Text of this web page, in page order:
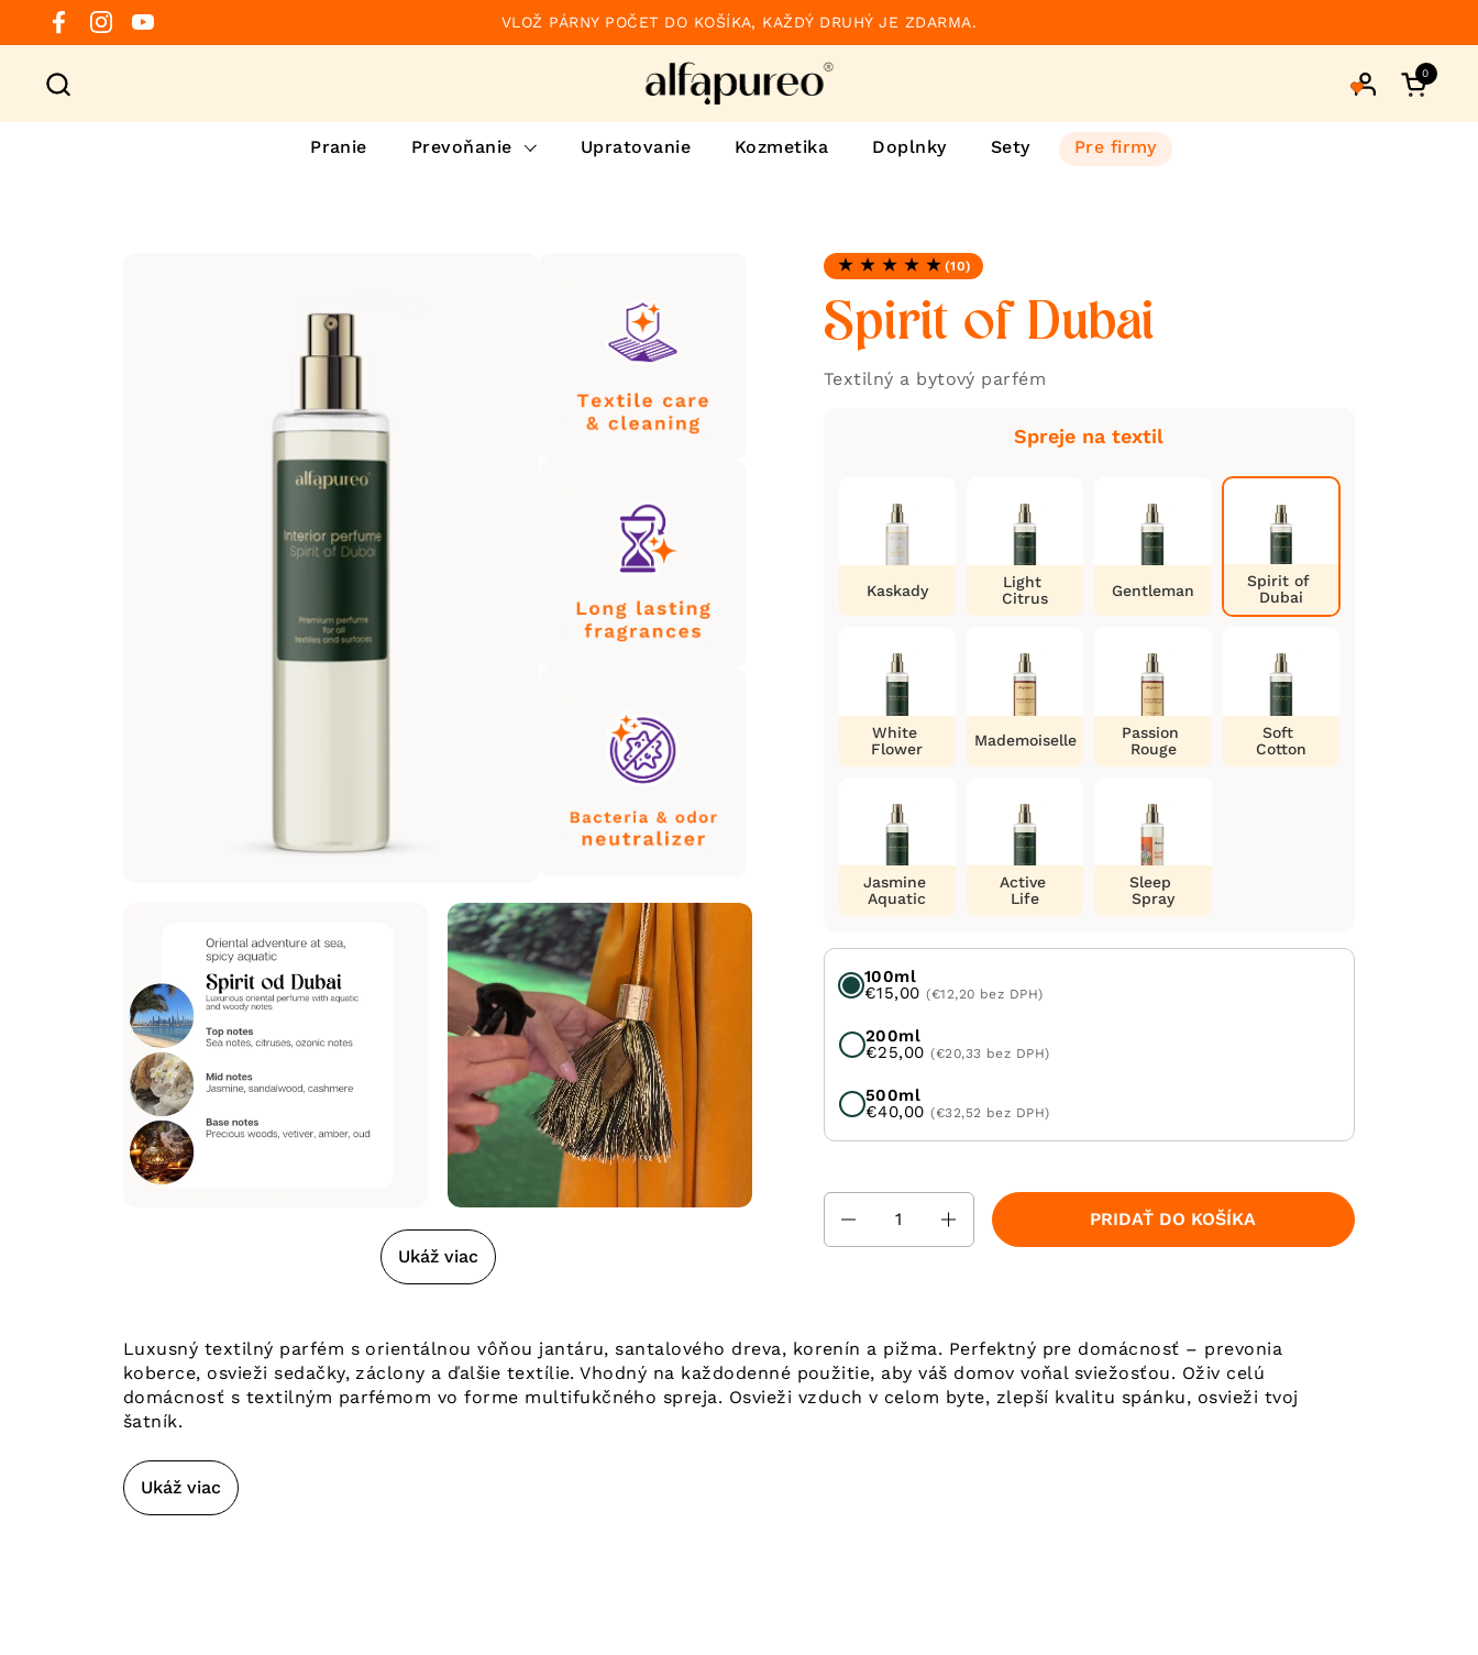
Preskočiť na obsah
Facebook
Instagram
YouTube
VLOŽ PÁRNY POČET DO KOŠÍKA, KAŽDÝ DRUHÝ JE ZDARMA.
Otvorte
0
Pranie Prevoňanie Upratovanie Kozmetika Doplnky Sety Pre firmy
Ukáž viac
Hodnotenie: 4.8 z 5
(10)
Spirit of Dubai
Textilný a bytový parfém
Spreje na textil
Kaskady
Light
Citrus
Gentleman
Spirit of
Dubai
White
Flower
Mademoiselle
Passion
Rouge
Soft
Cotton
Jasmine
Aquatic
Active
Life
Sleep
Spray
100ml
€15,00(€12,20 bez DPH)
200ml
€25,00(€20,33 bez DPH)
500ml
€40,00(€32,52 bez DPH)
PRIDAŤ DO KOŠÍKA
Luxusný textilný parfém s orientálnou vôňou jantáru, santalového dreva, korenín a pižma. Perfektný pre domácnosť – prevonia
koberce, osvieži sedačky, záclony a ďalšie textílie. Vhodný na každodenné použitie, aby váš domov voňal sviežosťou. Oživ celú
domácnosť s textilným parfémom vo forme multifukčného spreja. Osvieži vzduch v celom byte, zlepší kvalitu spánku, osvieži tvoj
šatník.
Ukáž viac